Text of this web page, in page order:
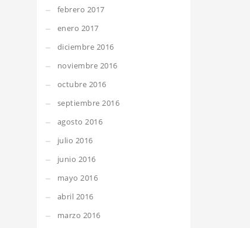
febrero 2017
enero 2017
diciembre 2016
noviembre 2016
octubre 2016
septiembre 2016
agosto 2016
julio 2016
junio 2016
mayo 2016
abril 2016
marzo 2016